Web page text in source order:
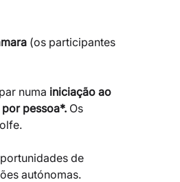
(os participantes
numa iniciação ao
pessoa*. Os
de
autónomas.